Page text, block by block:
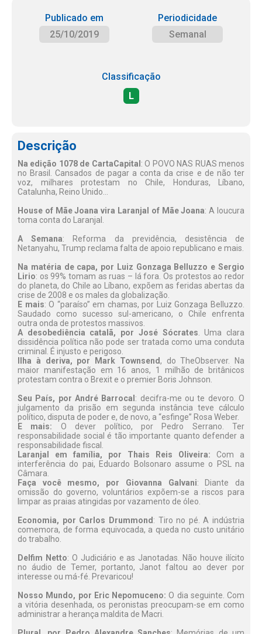
Publicado em
25/10/2019
Periodicidade
Semanal
Classificação
L
Descrição
Na edição 1078 de CartaCapital : O POVO NAS RUAS menos
no Brasil. Cansados de pagar a conta da crise e de não ter
voz, milhares protestam no Chile, Honduras, Líbano,
Catalunha, Reino Unido...
House of Mãe Joana vira Laranjal of Mãe Joana: A loucura
toma conta do Laranjal.
A Semana: Reforma da previdência, desistência de
Netanyahu, Trump reclama falta de apoio republicano e mais.
Na matéria de capa, por Luiz Gonzaga Belluzzo e Sergio
Lirio: os 99% tomam as ruas – lá fora. Os protestos ao redor
do planeta, do Chile ao Líbano, expõem as feridas abertas da
crise de 2008 e os males da globalização.
E mais: O “paraíso” em chamas, por Luiz Gonzaga Belluzzo.
Saudado como sucesso sul-americano, o Chile enfrenta
outra onda de protestos massivos.
A desobediência catalã, por José Sócrates . Uma clara
dissidência política não pode ser tratada como uma conduta
criminal. É injusto e perigoso.
Ilha à deriva, por Mark Townsend, do TheObserver. Na
maior manifestação em 16 anos, 1 milhão de britânicos
protestam contra o Brexit e o premier Boris Johnson.
Seu País, por André Barrocal : decifra-me ou te devoro. O
julgamento da prisão em segunda instância teve cálculo
político, disputa de poder e, de novo, a “esfinge” Rosa Weber.
E mais: O dever político, por Pedro Serrano. Ter
responsabilidade social é tão importante quanto defender a
responsabilidade fiscal.
Laranjal em família, por Thais Reis Oliveira: Com a
interferência do pai, Eduardo Bolsonaro assume o PSL na
Câmara.
Faça você mesmo, por Giovanna Galvani: Diante da
omissão do governo, voluntários expõem-se a riscos para
limpar as praias atingidas por vazamento de óleo.
Economia, por Carlos Drummond : Tiro no pé. A indústria
comemora, de forma equivocada, a queda no custo unitário
do trabalho.
Delfim Netto: O Judiciário e as Janotadas. Não houve ilícito
no áudio de Temer, portanto, Janot faltou ao dever por
interesse ou má-fé. Prevaricou!
Nosso Mundo, por Eric Nepomuceno:O dia seguinte. Com
a vitória desenhada, os peronistas preocupam-se em como
administrar a herança maldita de Macri.